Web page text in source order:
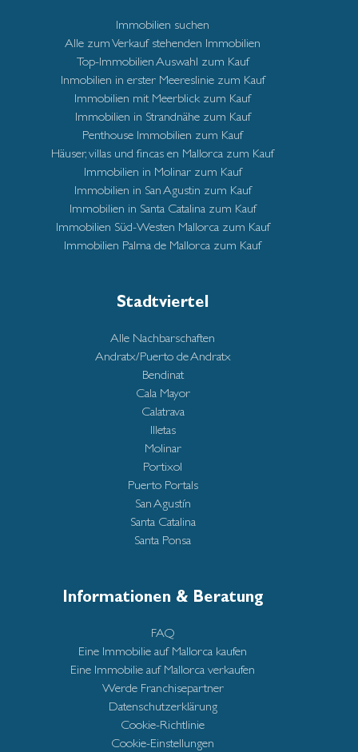
Immobilien suchen
Alle zum Verkauf stehenden Immobilien
Top-Immobilien Auswahl zum Kauf
Inmobilien in erster Meereslinie zum Kauf
Immobilien mit Meerblick zum Kauf
Immobilien in Strandnähe zum Kauf
Penthouse Immobilien zum Kauf
Häuser, villas und fincas en Mallorca zum Kauf
Immobilien in Molinar zum Kauf
Immobilien in San Agustin zum Kauf
Immobilien in Santa Catalina zum Kauf
Immobilien Süd-Westen Mallorca zum Kauf
Immobilien Palma de Mallorca zum Kauf
Stadtviertel
Alle Nachbarschaften
Andratx/Puerto de Andratx
Bendinat
Cala Mayor
Calatrava
Illetas
Molinar
Portixol
Puerto Portals
San Agustín
Santa Catalina
Santa Ponsa
Informationen & Beratung
FAQ
Eine Immobilie auf Mallorca kaufen
Eine Immobilie auf Mallorca verkaufen
Werde Franchisepartner
Datenschutzerklärung
Cookie-Richtlinie
Cookie-Einstellungen